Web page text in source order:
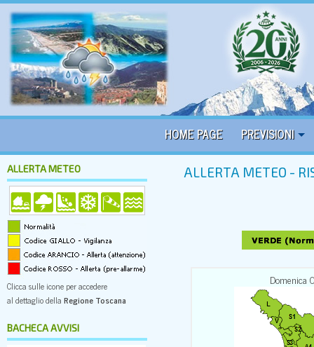
HOME PAGE PREVISIONI
ALLERTA METEO
Clicca sulle icone per accedere
al dettaglio della Regione Toscana
BACHECA AVVISI
ALLERTA METEO -
Domenica